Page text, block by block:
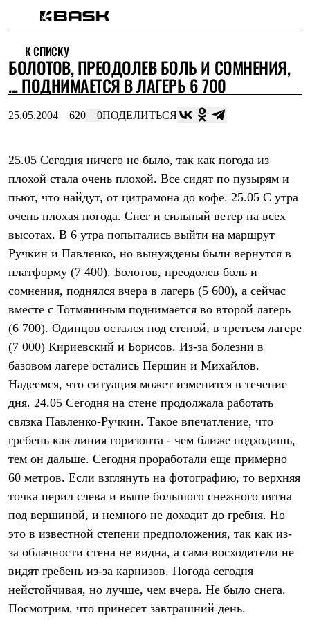
Интернет-магазин
Мужская одежда
Утепленная пухом
Куртки
Жилеты
Куртки
Штормовая одежда
Куртки
Софтшелл одежда
Куртки
Брюки
Флисовая одежда
Куртки
Брюки
Термобелье
Теплое термобелье
Среднее термобелье
Легкое термобелье
Лёгкая одежда
Футболки
Рубашки
Толстовки
Брюки
Шорты
Женская одежда
Утепленная пухом
Куртки
Жилеты
Утепленная синтетикой
Брюки
Штормовая одежда
Софтшелл одежда
Куртки
Брюки
Лёгкая одежда
К СПИСКУ
БОЛОТОВ, ПРЕОДОЛЕВ БОЛЬ И СОМНЕНИЯ,
... ПОДНИМАЕТСЯ В ЛАГЕРЬ 6 700
25.05.2004 620 0ПОДЕЛИТЬСЯ
25.05 Сегодня ничего не было, так как погода из
плохой стала очень плохой. Все сидят по пузырям и
пьют, что найдут, от цитрамона до кофе. 25.05 С утра
очень плохая погода. Снег и сильный ветер на всех
высотах. В 6 утра попытались выйти на маршрут
Ручкин и Павленко, но вынуждены были вернутся в
платформу (7 400). Болотов, преодолев боль и
сомнения, поднялся вчера в лагерь (5 600), а сейчас
вместе с Тотмяниным поднимается во второй лагерь
(6 700). Одинцов остался под стеной, в третьем лагере
(7 000) Кириевский и Борисов. Из-за болезни в
базовом лагере остались Першин и Михайлов.
Надеемся, что ситуация может изменится в течение
дня. 24.05 Сегодня на стене продолжала работать
связка Павленко-Ручкин. Такое впечатление, что
гребень как линия горизонта - чем ближе подходишь,
тем он дальше. Сегодня проработали еще примерно
60 метров. Если взглянуть на фотографию, то верхняя
точка перил слева и выше большого снежного пятна
под вершиной, и немного не доходит до гребня. Но
это в известной степени предположения, так как из-
за облачности стена не видна, а сами восходители не
видят гребень из-за карнизов. Погода сегодня
нейстойчивая, но лучше, чем вчера. Не было снега.
Посмотрим, что принесет завтрашний день.